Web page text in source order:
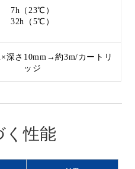
7h（23℃）
32h（5℃）
深さ10mm→約3m/カートリ
ッジ
く性能